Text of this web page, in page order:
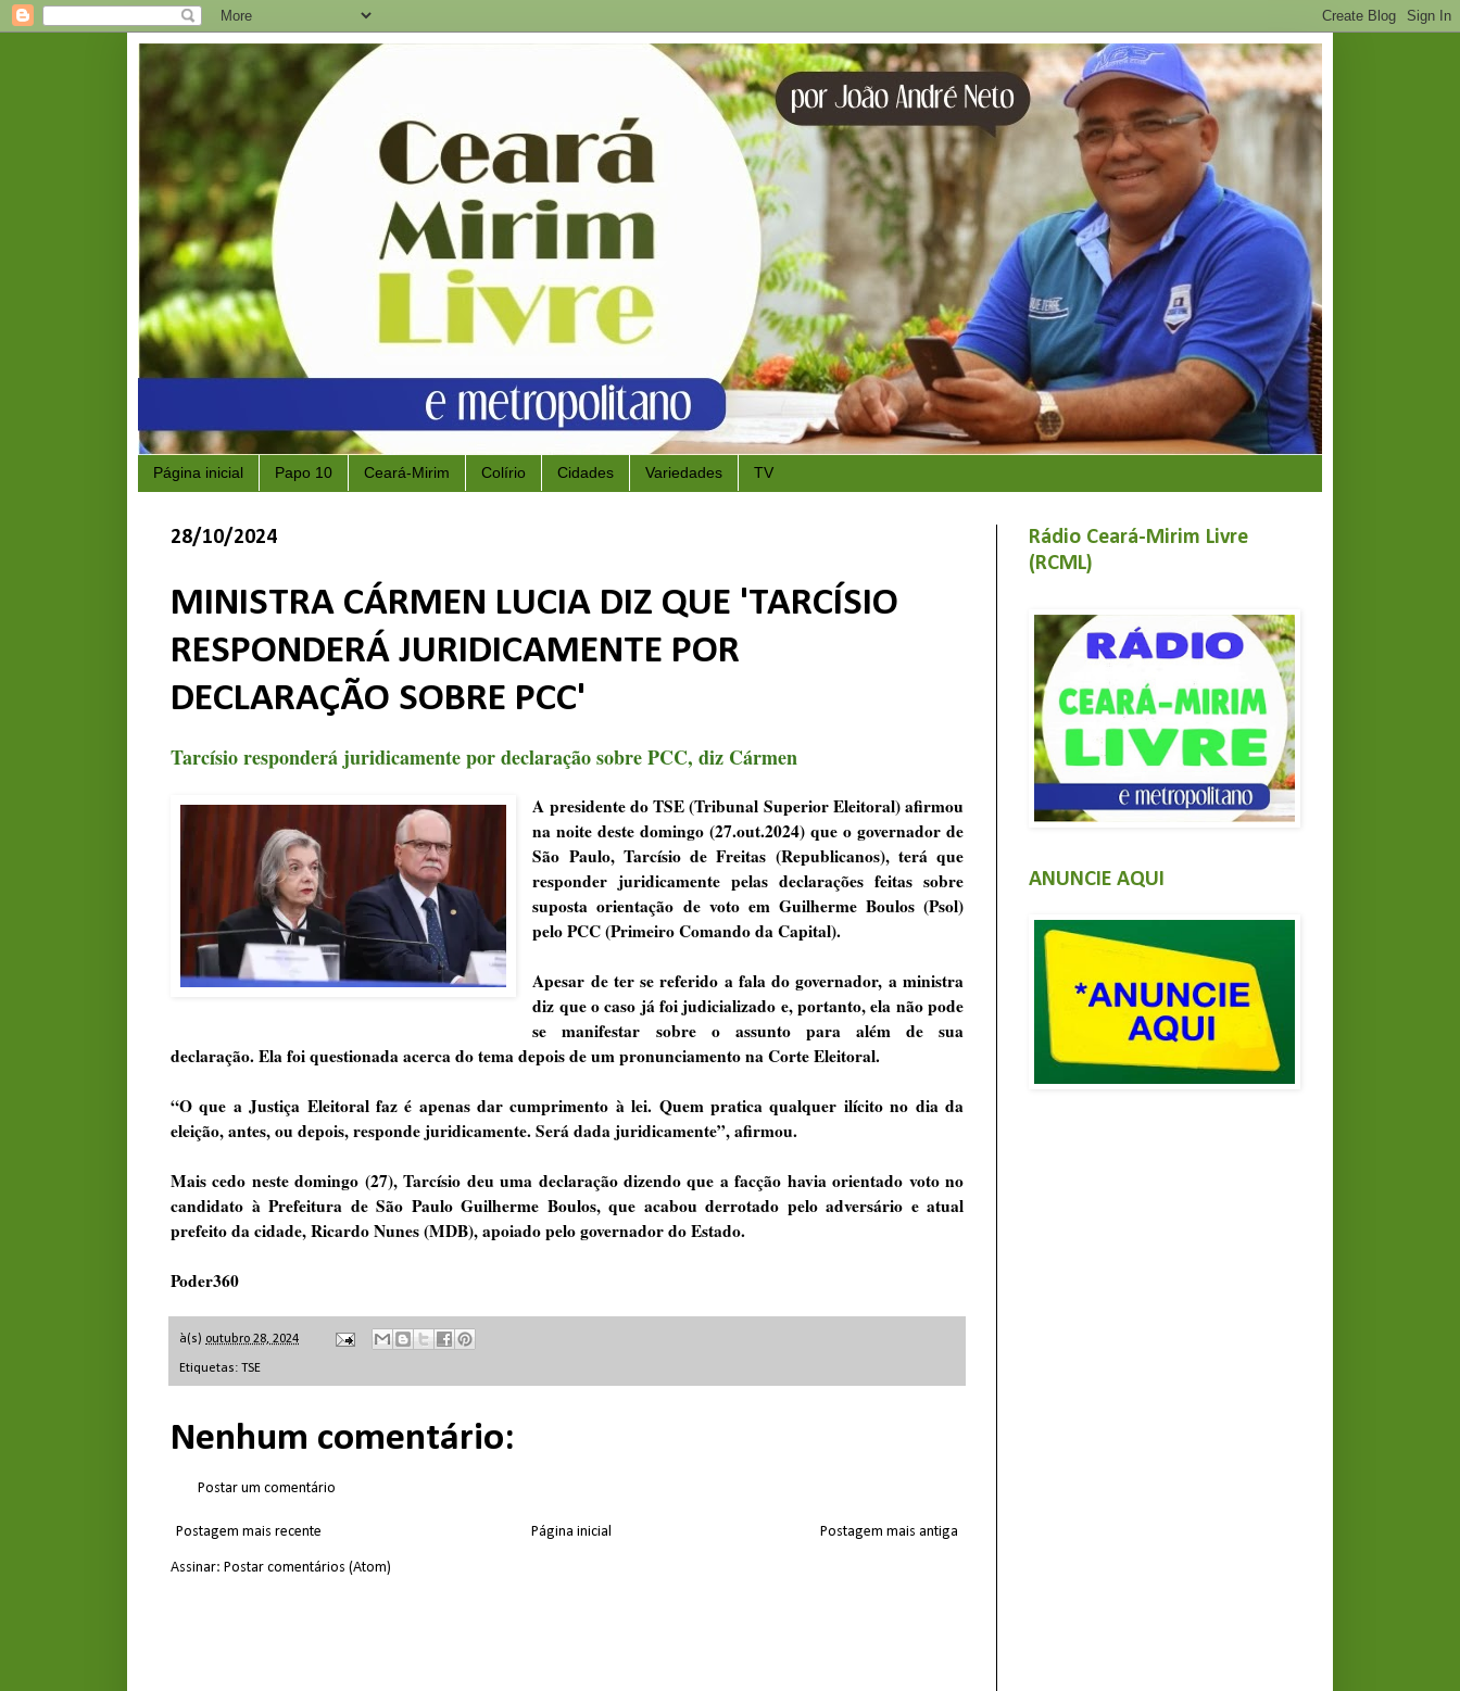
Página inicial Papo 10 Ceará-Mirim Colírio Cidades Variedades TV
28/10/2024
MINISTRA CÁRMEN LUCIA DIZ QUE 'TARCÍSIO
RESPONDERÁ JURIDICAMENTE POR
DECLARAÇÃO SOBRE PCC'
Tarcísio responderá juridicamente por declaração sobre PCC, diz Cármen
A presidente do TSE (Tribunal Superior Eleitoral) afirmou
na noite deste domingo (27.out.2024) que o governador de
São Paulo, Tarcísio de Freitas (Republicanos), terá que
responder juridicamente pelas declarações feitas sobre
suposta orientação de voto em Guilherme Boulos (Psol)
pelo PCC (Primeiro Comando da Capital).
Apesar de ter se referido a fala do governador, a ministra
diz que o caso já foi judicializado e, portanto, ela não pode
se manifestar sobre o assunto para além de sua
declaração. Ela foi questionada acerca do tema depois de um pronunciamento na Corte Eleitoral.
“O que a Justiça Eleitoral faz é apenas dar cumprimento à lei. Quem pratica qualquer ilícito no dia da
eleição, antes, ou depois, responde juridicamente. Será dada juridicamente”, afirmou.
Mais cedo neste domingo (27), Tarcísio deu uma declaração dizendo que a facção havia orientado voto no
candidato à Prefeitura de São Paulo Guilherme Boulos, que acabou derrotado pelo adversário e atual
prefeito da cidade, Ricardo Nunes (MDB), apoiado pelo governador do Estado.
Poder360
à(s) outubro 28, 2024
Etiquetas: TSE
Nenhum comentário:
Postar um comentário
Postagem mais recente Postagem mais antiga
Página inicial
Assinar: Postar comentários (Atom)
Rádio Ceará-Mirim Livre
(RCML)
ANUNCIE AQUI